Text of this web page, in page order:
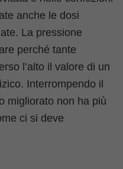
anche le dosi
La pressione
perché tante
l’alto il valore di un
Interrompendo il
migliorato non ha più
ci si deve